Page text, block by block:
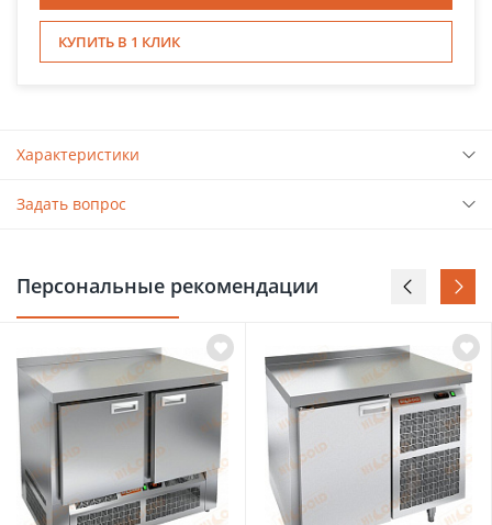
КУПИТЬ В 1 КЛИК
Характеристики
Задать вопрос
Персональные рекомендации